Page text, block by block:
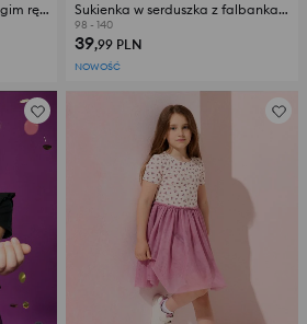
Bawełniana sukienka z długim rękawem i motywem serc Sukienka w serduszka z falbankami z domieszką bawełny
98 - 140
39,99 PLN
NOWOŚĆ